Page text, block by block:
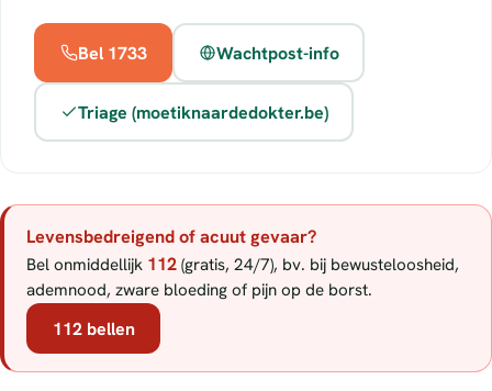
Bel 1733 Wachtpost-info
Triage (moetiknaardedokter.be)
Levensbedreigend of acuut gevaar?
Bel onmiddellijk 112 (gratis, 24/7), bv. bij bewusteloosheid,
ademnood, zware bloeding of pijn op de borst.
112 bellen